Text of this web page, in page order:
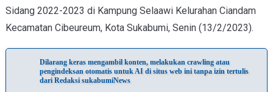
Sidang 2022-2023 di Kampung Selaawi Kelurahan Ciandam
Kecamatan Cibeureum, Kota Sukabumi, Senin (13/2/2023).
Dilarang keras mengambil konten, melakukan crawling atau
pengindeksan otomatis untuk AI di situs web ini tanpa izin tertulis
dari Redaksi sukabumiNews